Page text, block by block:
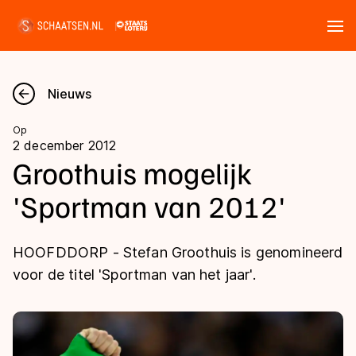
Nieuws
Kalender
Disciplines
Langebaan
Inlineskaten
Uitslagen
Shorttrack
Marathon
Tijden & historie
Ranglijsten Langebaan
Nieuws
Op
2 december 2012
Groothuis mogelijk
'Sportman van 2012'
HOOFDDORP - Stefan Groothuis is genomineerd
voor de titel 'Sportman van het jaar'.